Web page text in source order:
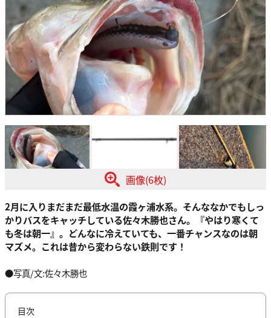
画像(6枚)
2月に入りまだまだ最低水温の霞ヶ浦水系。そんななかでもしっ
かりバスをキャッチしている佐々木勝也さん。『やはり寒くて
も冬は朝一』。どんなに冷えていても、一番チャンスなのは朝
マズメ。これは昔から変わらない鉄則です！
●写真/文:佐々木勝也
目次